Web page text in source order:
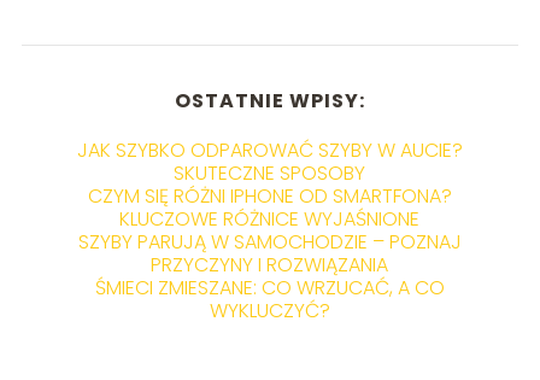
OSTATNIE WPISY:
JAK SZYBKO ODPAROWAĆ SZYBY W AUCIE?
SKUTECZNE SPOSOBY
CZYM SIĘ RÓŻNI IPHONE OD SMARTFONA?
KLUCZOWE RÓŻNICE WYJAŚNIONE
SZYBY PARUJĄ W SAMOCHODZIE – POZNAJ
PRZYCZYNY I ROZWIĄZANIA
ŚMIECI ZMIESZANE: CO WRZUCAĆ, A CO
WYKLUCZYĆ?